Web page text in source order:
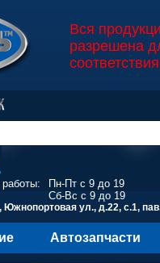
Вся
разрешена
Пн-Пт с 9 до 19
Сб-Вс с 9 до 19
Южнопортовая ул., д.22, с.1,
Автозапчасти